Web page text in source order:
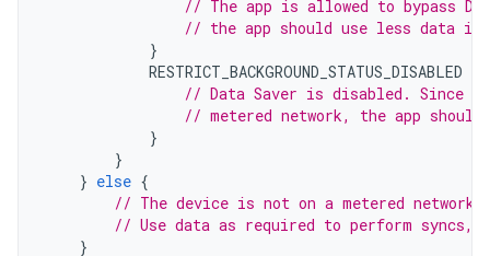
// The app is allowed to bypass
// the app should use less data in
}
RESTRICT_BACKGROUND_STATUS_DISABLED
// Data Saver is disabled. Since
// metered network, the app
}
}
} else {
// The device is not on a metered network.
// Use data as required to perform syncs,
}